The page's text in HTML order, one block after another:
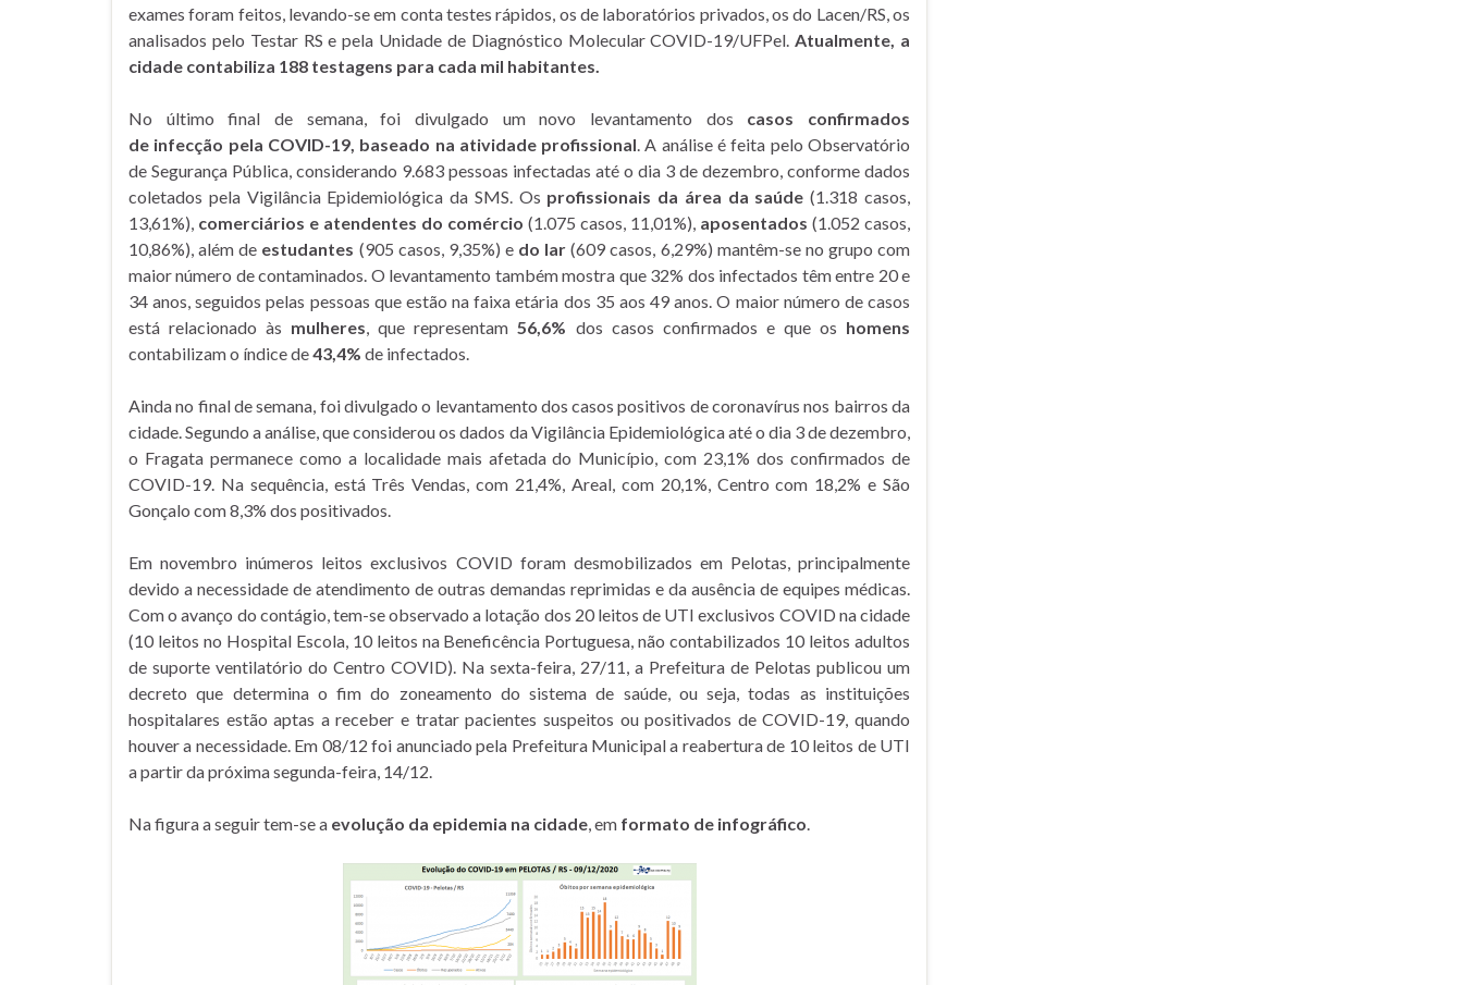
exames foram feitos, levando-se em conta testes rápidos, os de laboratórios privados, os do Lacen/RS, os
analisados pelo Testar RS e pela Unidade de Diagnóstico Molecular COVID-19/UFPel.Atualmente, a
cidade contabiliza 188 testagens para cada mil habitantes.
No último final de semana, foi divulgado um novo levantamento dos casos confirmados
de infecção pela COVID-19, baseado na atividade profissional. A análise é feita pelo Observatório
de Segurança Pública, considerando 9.683 pessoas infectadas até o dia 3 de dezembro, conforme dados
coletados pela Vigilância Epidemiológica da SMS. Os profissionais da área da saúde (1.318 casos,
13,61%), comerciários e atendentes do comércio (1.075 casos, 11,01%), aposentados (1.052 casos,
10,86%), além de estudantes (905 casos, 9,35%) e do lar (609 casos, 6,29%) mantêm-se no grupo com
maior número de contaminados. O levantamento também mostra que 32% dos infectados têm entre 20 e
34 anos, seguidos pelas pessoas que estão na faixa etária dos 35 aos 49 anos. O maior número de casos
está relacionado às mulheres, que representam56,6% dos casos confirmados e que os homens
contabilizam o índice de43,4% de infectados.
Ainda no final de semana, foi divulgado o levantamento dos casos positivos de coronavírus nos bairros da
cidade. Segundo a análise, que considerou os dados da Vigilância Epidemiológica até o dia 3 de dezembro,
o Fragata permanece como a localidade mais afetada do Município, com 23,1% dos confirmados de
COVID-19. Na sequência, está Três Vendas, com 21,4%, Areal, com 20,1%, Centro com 18,2% e São
Gonçalo com 8,3% dos positivados.
Em novembro inúmeros leitos exclusivos COVID foram desmobilizados em Pelotas, principalmente
devido a necessidade de atendimento de outras demandas reprimidas e da ausência de equipes médicas.
Com o avanço do contágio, tem-se observado a lotação dos 20 leitos de UTI exclusivos COVID na cidade
(10 leitos no Hospital Escola, 10 leitos na Beneficência Portuguesa, não contabilizados 10 leitos adultos
de suporte ventilatório do Centro COVID). Na sexta-feira, 27/11, a Prefeitura de Pelotas publicou um
decreto que determina o fim do zoneamento do sistema de saúde, ou seja, todas as instituições
hospitalares estão aptas a receber e tratar pacientes suspeitos ou positivados de COVID-19, quando
houver a necessidade. Em 08/12 foi anunciado pela Prefeitura Municipal a reabertura de 10 leitos de UTI
a partir da próxima segunda-feira, 14/12.
Na figura a seguir tem-se a evolução da epidemia na cidade, em formato de infográfico.